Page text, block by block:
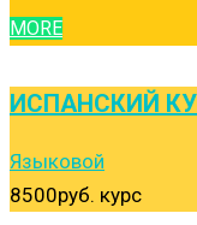
MORE
ИСПАНСКИЙ
Языковой
8500руб. курс